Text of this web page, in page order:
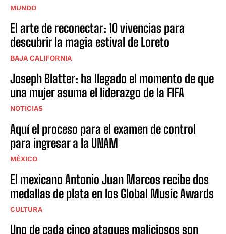
MUNDO
El arte de reconectar: 10 vivencias para
descubrir la magia estival de Loreto
BAJA CALIFORNIA
Joseph Blatter: ha llegado el momento de que
una mujer asuma el liderazgo de la FIFA
NOTICIAS
Aquí el proceso para el examen de control
para ingresar a la UNAM
MÉXICO
El mexicano Antonio Juan Marcos recibe dos
medallas de plata en los Global Music Awards
CULTURA
Uno de cada cinco ataques maliciosos son